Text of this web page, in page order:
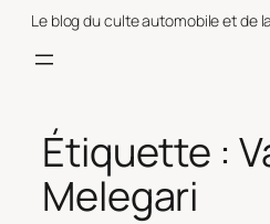
Le blog du culte automobile et de
Étiquette :
Melegari